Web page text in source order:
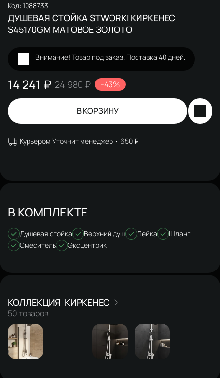
Код: 1088733
ДУШЕВАЯ СТОЙКА STWORKI КИРКЕНЕС
S45170GM МАТОВОЕ ЗОЛОТО
Внимание! Товар под заказ. Поставка 40 дней.
14 241 ₽ 24 980 ₽ -43%
В КОРЗИНУ
Курьером Уточнит менеджер 650 ₽
В КОМПЛЕКТЕ
Душевая стойка Верхний душ Лейка
Шланг
Смеситель
Эксцентрик
КИРКЕНЕС
50 товаров